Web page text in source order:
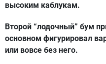
высоким каблукам.
Второй “лодочный” бум
основном фигурировал
или вовсе без него.